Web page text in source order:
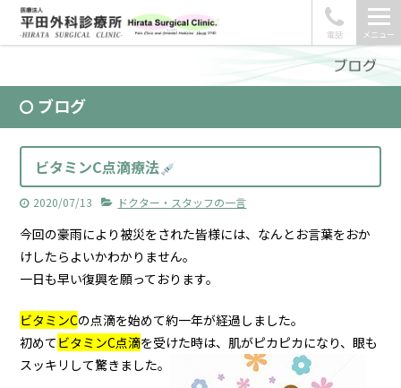
電話 メニュー
ブログ
ビタミンC点滴療法
2020/07/13 ドクター・スタッフの一言
今回の豪雨により被災をされた皆様には、なんとお言葉をおか
けしたらよいかわかりません。
一日も早い復興を願っております。
ビタミンCの点滴を始めて約一年が経過しました。
初めて ビタミンC点滴を受けた時は、肌がピカピカになり、眼も
スッキリして驚きました。